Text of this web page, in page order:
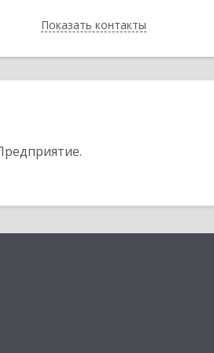
Показать контакты
Назад